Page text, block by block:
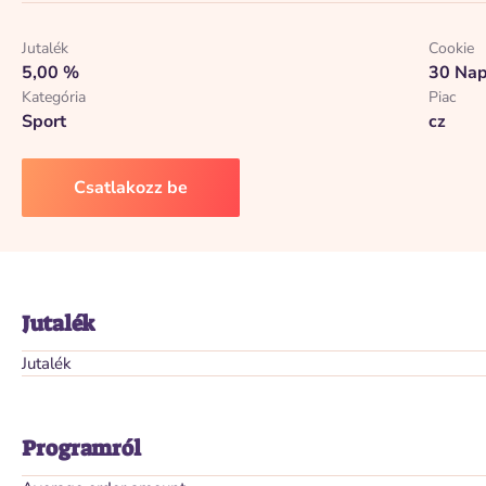
Jutalék
5,00 %
Cookie
30
Kategória
Sport
Piac
cz
Csatlakozz be
Jutalék
Jutalék
Programról